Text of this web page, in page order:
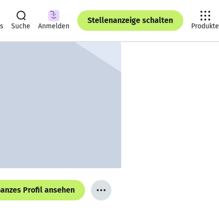
Suche Anmelden
Stellenanzeige schalten
Produkte
Profil ansehen